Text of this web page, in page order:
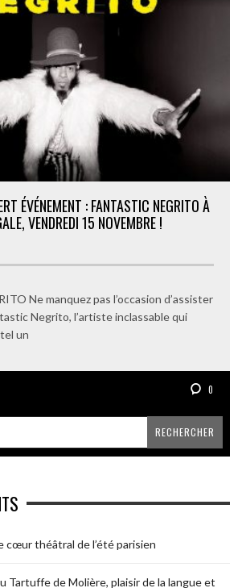
ÉVÉNEMENT : FANTASTIC NEGRITO À
VENDREDI 15 NOVEMBRE !
Ne manquez pas l’occasion d’assister
Negrito, l’artiste inclassable qui
un
0
cœur théâtral de l’été parisien
Tartuffe de Molière, plaisir de la langue et